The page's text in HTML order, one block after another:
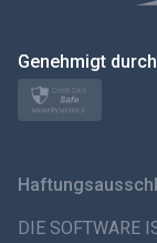
Polski
日本
ภาษ
Genehmigt durch
DIE SOFTWARE